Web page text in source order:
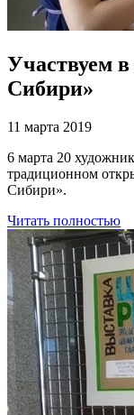
Участвуем
Сибири»
11 марта 2019
6 марта 20
традиционном
Сибири».
Читать полностью